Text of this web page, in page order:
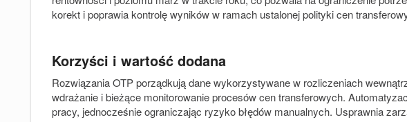
korekt i poprawia kontrolę wyników w ramach ustalonej polityki cen
Korzyści i wartość dodana
Rozwiązania OTP porządkują dane wykorzystywane w rozliczeniach
wdrażanie i bieżące monitorowanie procesów cen transferowych.
pracy, jednocześnie ograniczając ryzyko błędów manualnych. Usprawnia